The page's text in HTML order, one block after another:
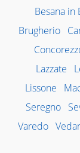
Besana in
Brugherio
Lazzate
Lissone
Seregno
Varedo